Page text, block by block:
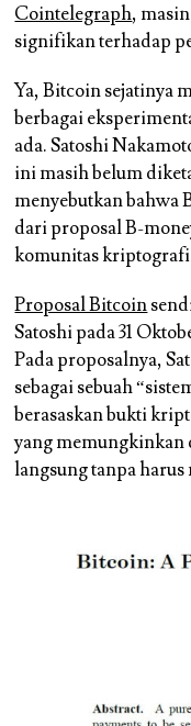
Cointelegraph,
signifikan terhadap
Ya, Bitcoin sejatinya
berbagai
ada. Satoshi
ini masih belum
menyebutkan bahwa
dari proposal B-
komunitas
Proposal Bitcoin
Satoshi pada 31
Pada proposalnya,
sebagai sebuah
berasaskan bukti
yang memungkinkan
langsung tanpa